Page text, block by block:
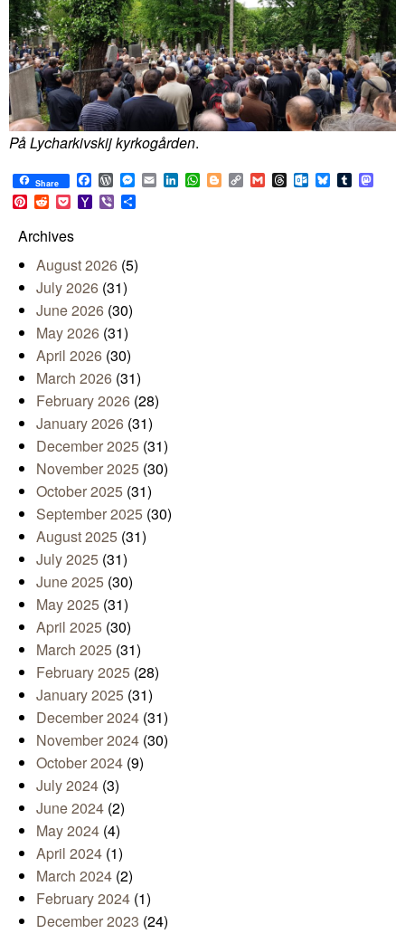
På Lycharkivskij kyrkogården.
Share Facebook
WordPress
Messenger
EmailLinkedIn
WhatsApp
BloggerCopy
Link
GmailThreadsOutlook.com
BlueskyTumblr
Pinterest
RedditPocketYahoo
Mail
Viber
Archives
August 2026 (5)
July 2026 (31)
June 2026 (30)
May 2026 (31)
April 2026 (30)
March 2026 (31)
February 2026 (28)
January 2026 (31)
December 2025 (31)
November 2025 (30)
October 2025 (31)
September 2025 (30)
August 2025 (31)
July 2025 (31)
June 2025 (30)
May 2025 (31)
April 2025 (30)
March 2025 (31)
February 2025 (28)
January 2025 (31)
December 2024 (31)
November 2024 (30)
October 2024 (9)
July 2024 (3)
June 2024 (2)
May 2024 (4)
April 2024 (1)
March 2024 (2)
February 2024 (1)
December 2023 (24)